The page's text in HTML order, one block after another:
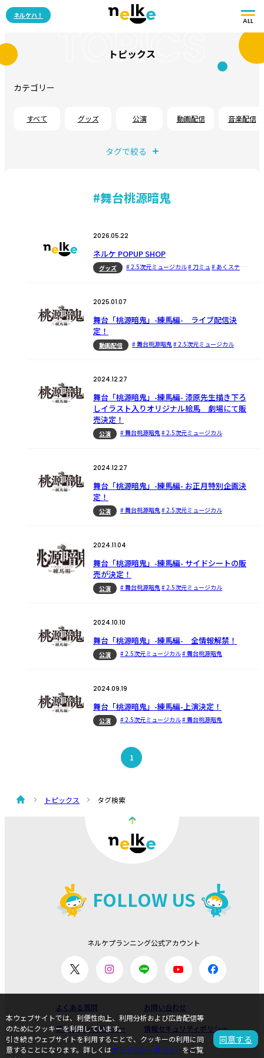
ネルケハ！
ALL
TOPICS
トピックス
カテゴリー
すべて グッズ 公演 動画配信 音楽配信
タグで絞る
#舞台桃源暗鬼
2026.05.22
ネルケ POPUP SHOP
グッズ # 2.5次元ミュージカル# 刀ミュ # あくステ # 鉄ミュ
2025.01.07
舞台「桃源暗鬼」-練馬編- ライブ配信決
定！
動画配信 # 舞台桃源暗鬼 # 2.5次元ミュージカル
2024.12.27
舞台「桃源暗鬼」-練馬編- 漆原先生描き下ろ
しイラスト入りオリジナル絵馬 劇場にて販
売決定！
公演 # 舞台桃源暗鬼 # 2.5次元ミュージカル
2024.12.27
舞台「桃源暗鬼」-練馬編- お正月特別企画決
定！
公演 # 舞台桃源暗鬼 # 2.5次元ミュージカル
2024.11.04
舞台「桃源暗鬼」-練馬編- サイドシートの販
売が決定！
公演 # 舞台桃源暗鬼 # 2.5次元ミュージカル
2024.10.10
舞台「桃源暗鬼」-練馬編- 全情報解禁！
公演 # 2.5次元ミュージカル# 舞台桃源暗鬼
2024.09.19
舞台「桃源暗鬼」-練馬編-上演決定！
公演 # 2.5次元ミュージカル# 舞台桃源暗鬼
1
トピックス タグ検索
FOLLOW US
ネルケプランニング公式アカウント
よくある質問 お問い合わせ
プライバシーポリシー 情報セキュリティポリシー
本ウェブサイトでは、利便性向上、利用分析および広告配信等
のためにクッキーを利用しています。
引き続きウェブサイトを利用することで、クッキーの利用に同
意することになります。詳しくはプライバシーポリシーをご覧
同意する